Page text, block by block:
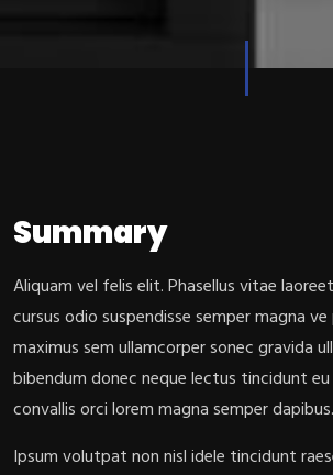
Summary
Aliquam vel felis elit. Phasellus vitae
cursus odio suspendisse semper magna
maximus sem ullamcorper sonec gravida
bibendum donec neque lectus tincidunt
convallis orci lorem magna semper dapibus.
Ipsum volutpat non nisl idele tincidunt